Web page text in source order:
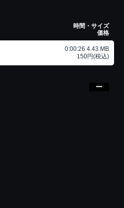
時間・サイズ
価格
0:00:26 4.43 MB
150円(税込)